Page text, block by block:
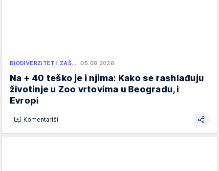
BIODIVERZITET I ZAŠ… 05.08.2026.
Na + 40 teško je i njima: Kako se rashlađuju
životinje u Zoo vrtovima u Beogradu, i
Evropi
Komentariši